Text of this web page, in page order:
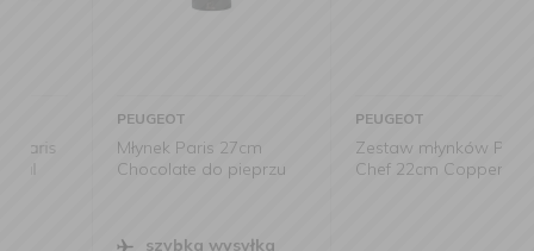
PEUGEOT
Młynek Paris 27cm
Chocolate do pieprzu
szybka wysyłka
PEUGEOT
Zestaw młynków Paris
Chef 22cm Copper